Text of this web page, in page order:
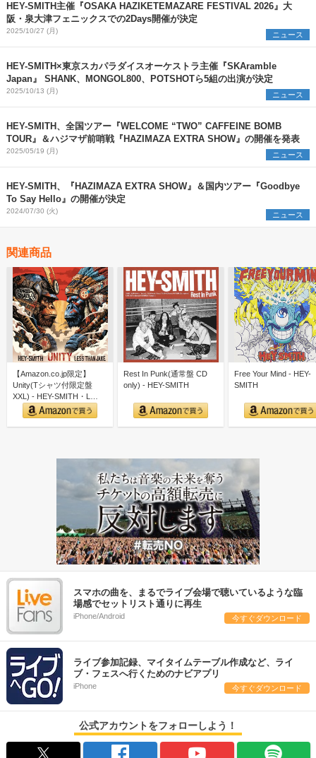
HEY-SMITH主催『OSAKA HAZIKETEMAZARE FESTIVAL 2026』大
阪・泉大津フェニックスでの2Days開催が決定
2025/10/27 (月) ニュース
HEY-SMITH×東京スカパラダイスオーケストラ主催『SKAramble
Japan』 SHANK、MONGOL800、POTSHOTら5組の出演が決定
2025/10/13 (月) ニュース
HEY-SMITH、全国ツアー『WELCOME “TWO” CAFFEINE BOMB
TOUR』＆ハジマザ前哨戦『HAZIMAZA EXTRA SHOW』の開催を発表
2025/05/19 (月) ニュース
HEY-SMITH、『HAZIMAZA EXTRA SHOW』＆国内ツアー『Goodbye
To Say Hello』の開催が決定
2024/07/30 (火) ニュース
関連商品
【Amazon.co.jp限定】
Unity(Tシャツ付限定盤
XXL) - HEY-SMITH・L…
Rest In Punk(通常盤 CD
only) - HEY-SMITH
Free Your Mind - HEY-
SMITH
スマホの曲を、まるでライブ会場で聴いているような臨
場感でセットリスト通りに再生
iPhone/Android 今すぐダウンロード
ライブ参加記録、マイタイムテーブル作成など、ライ
ブ・フェスへ行くためのナビアプリ
iPhone 今すぐダウンロード
公式アカウントをフォローしよう！